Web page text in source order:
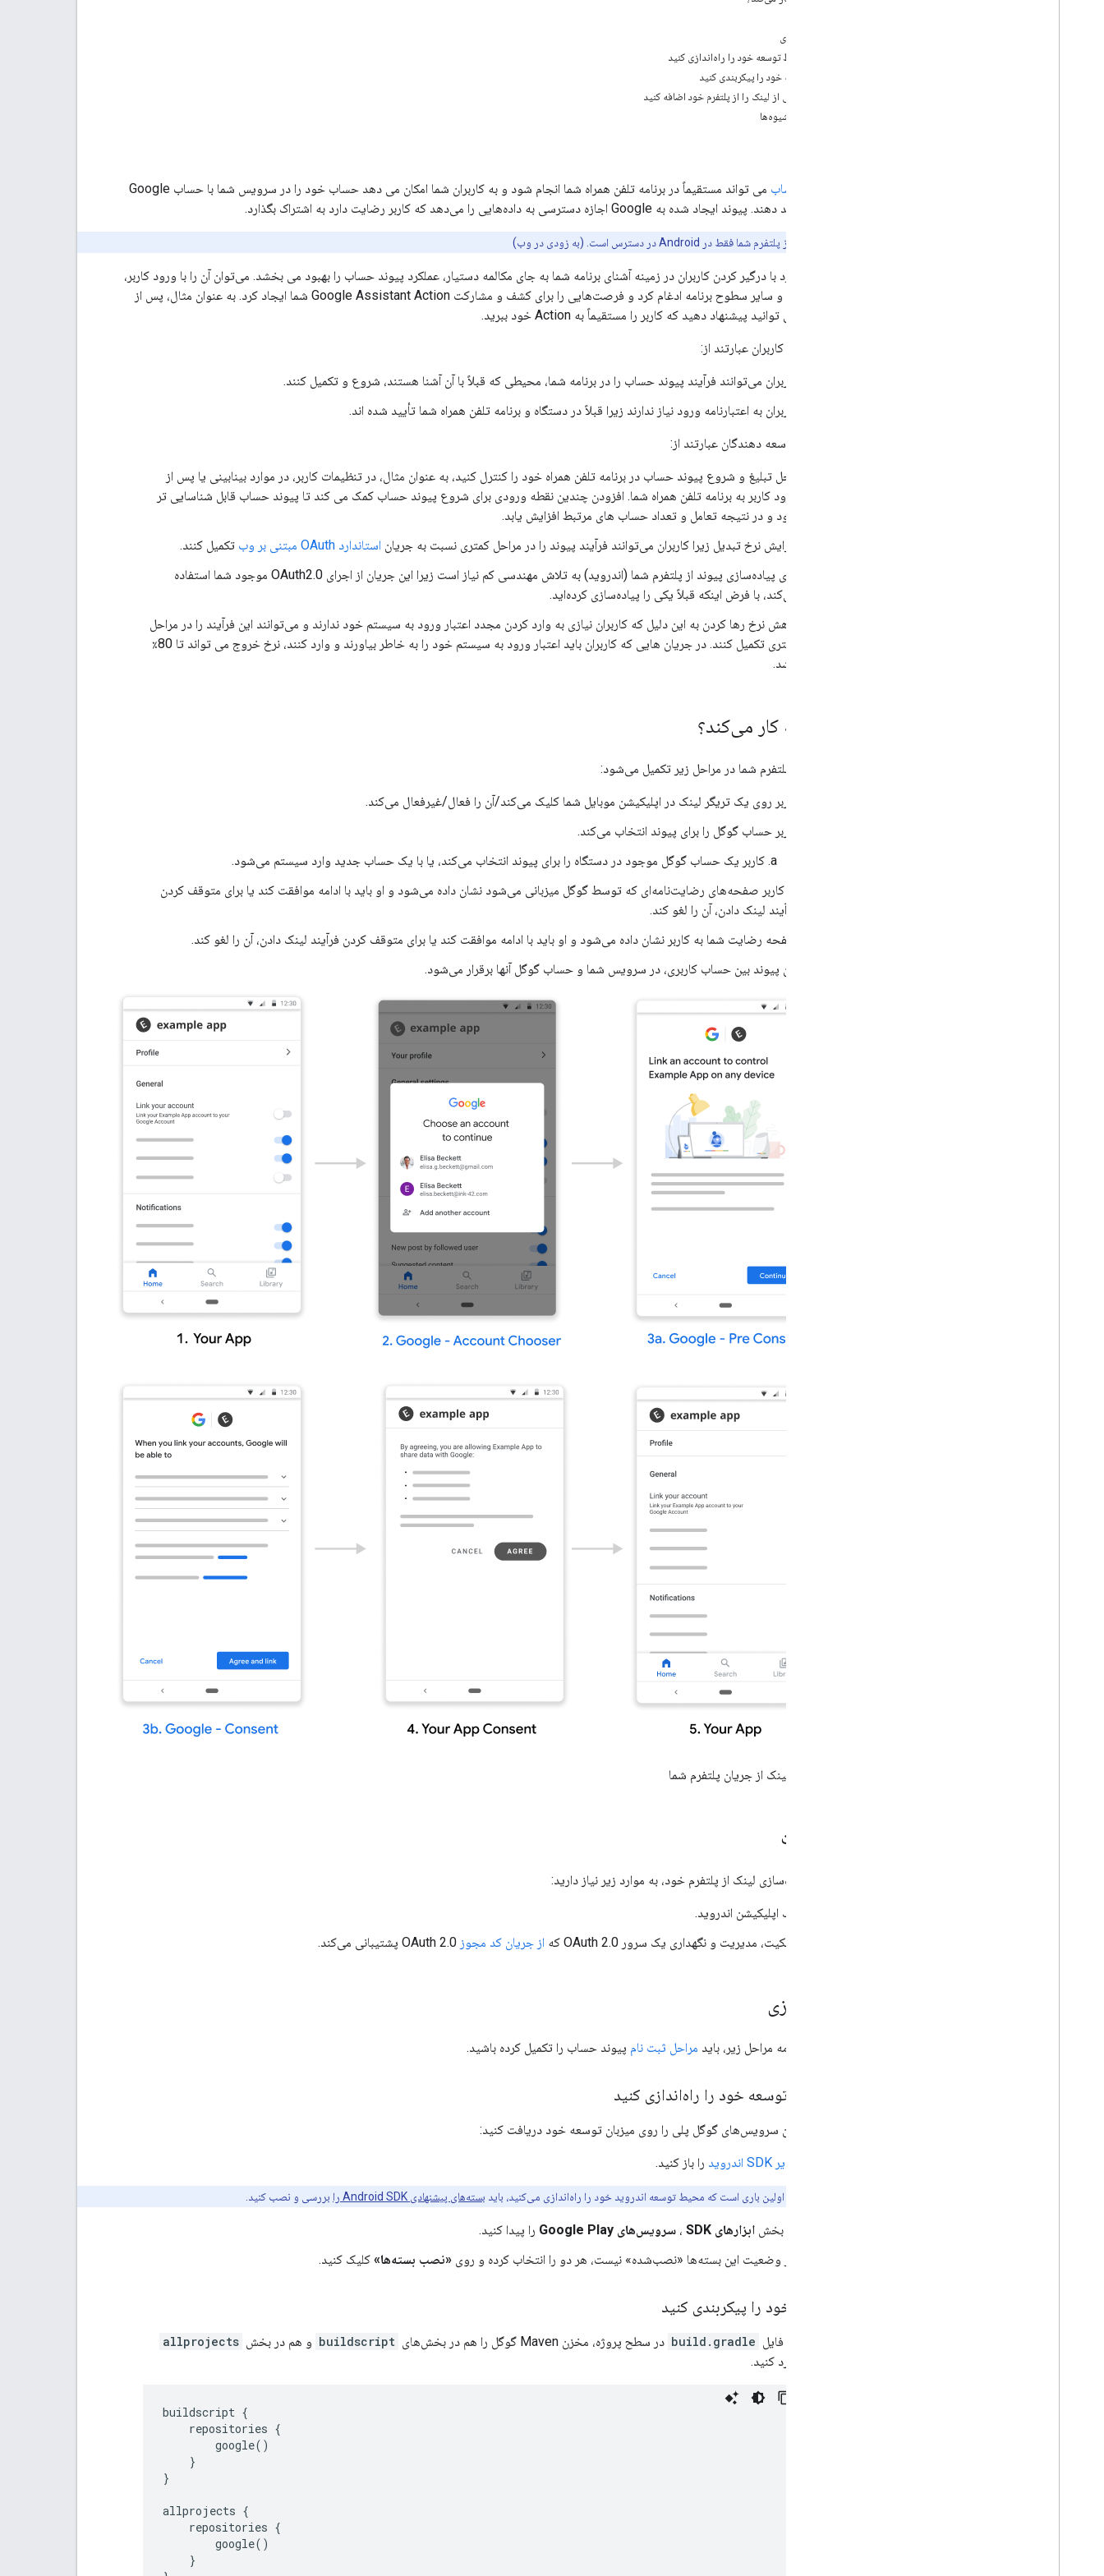
راه‌اندازی
محیط توسعه خود را راه‌اندازی کنید
برنامه خود را پیکربندی کنید
پشتیبانی از لینک را از پلتفرم خود اضافه کنید
بهترین شیوه‌ها
پیوند حساب
می تواند مستقیماً در برنامه تلفن همراه شما انجام شود و به کاربران شما امکان می دهد حساب خود را در سرویس شما با حساب Google
خود پیوند دهند. پیوند ایجاد شده به Google اجازه دسترسی به داده‌هایی را می‌دهد که کاربر رضایت دارد به اشتراک بگذارد.
پیوند از پلتفرم شما فقط در Android در دسترس است. (به زودی در وب)
این رویکرد با درگیر کردن کاربران در زمینه آشنای برنامه شما به جای مکالمه دستیار، عملکرد پیوند حساب را بهبود می بخشد. می‌توان آن را با ورود کاربر،
تنظیمات، و سایر سطوح برنامه ادغام کرد و فرصت‌هایی را برای کشف و مشارکت Google Assistant Action شما ایجاد کرد. به عنوان مثال، پس از
پیوند، می توانید پیشنهاد دهید که کاربر را مستقیماً به Action خود ببرید.
مزایا برای کاربران عبارتند از:
کاربران می‌توانند فرآیند پیوند حساب را در برنامه شما، محیطی که قبلاً با آن آشنا هستند، شروع و تکمیل کنند.
کاربران به اعتبارنامه ورود نیاز ندارند زیرا قبلاً در دستگاه و برنامه تلفن همراه شما تأیید شده اند.
مزایای توسعه دهندگان عبارتند از:
محل تبلیغ و شروع پیوند حساب در برنامه تلفن همراه خود را کنترل کنید، به عنوان مثال، در تنظیمات کاربر، در موارد بینابینی یا پس از
ورود کاربر به برنامه تلفن همراه شما. افزودن چندین نقطه ورودی برای شروع پیوند حساب کمک می کند تا پیوند حساب قابل شناسایی تر
شود و در نتیجه تعامل و تعداد حساب های مرتبط افزایش یابد.
افزایش نرخ تبدیل زیرا کاربران می‌توانند فرآیند پیوند را در مراحل کمتری نسبت به جریان استاندارد OAuth مبتنی بر وب
تکمیل کنند.
برای پیاده‌سازی پیوند از پلتفرم شما (اندروید) به تلاش مهندسی کم نیاز است زیرا این جریان از اجرای OAuth2.0 موجود شما استفاده
می‌کند، با فرض اینکه قبلاً یکی را پیاده‌سازی کرده‌اید.
کاهش نرخ رها کردن به این دلیل که کاربران نیازی به وارد کردن مجدد اعتبار ورود به سیستم خود ندارند و می‌توانند این فرآیند را در مراحل
کمتری تکمیل کنند. در جریان هایی که کاربران باید اعتبار ورود به سیستم خود را به خاطر بیاورند و وارد کنند، نرخ خروج می تواند تا 80٪
باشد.
چگونه کار می‌کند؟
پیوند از پلتفرم شما در مراحل زیر تکمیل می‌شود:
کاربر روی یک تریگر لینک در اپلیکیشن موبایل شما کلیک می‌کند/آن را فعال/غیرفعال می‌کند.
کاربر حساب گوگل را برای پیوند انتخاب می‌کند.
کاربر یک حساب گوگل موجود در دستگاه را برای پیوند انتخاب می‌کند، یا با یک حساب جدید وارد سیستم می‌شود.
به کاربر صفحه‌های رضایت‌نامه‌ای که توسط گوگل میزبانی می‌شود نشان داده می‌شود و او باید با ادامه موافقت کند یا برای متوقف کردن
فرآیند لینک دادن، آن را لغو کند.
صفحه رضایت شما به کاربر نشان داده می‌شود و او باید با ادامه موافقت کند یا برای متوقف کردن فرآیند لینک دادن، آن را لغو کند.
این پیوند بین حساب کاربری، در سرویس شما و حساب گوگل آنها برقرار می‌شود.
لینک از جریان پلتفرم شما
الزامات
برای پیاده‌سازی لینک از پلتفرم خود، به موارد زیر نیاز دارید:
یک اپلیکیشن اندروید.
مالکیت، مدیریت و نگهداری یک سرور OAuth 2.0 که
از جریان کد مجوز
راه‌اندازی
قبل از ادامه مراحل زیر، باید مراحل ثبت نام پیوند حساب را تکمیل کرده باشید.
محیط توسعه خود را راه‌اندازی کنید
جدیدترین سرویس‌های گوگل پلی را روی میزبان توسعه خود دریافت کنید:
مدیر SDK اندروید را باز کنید.
اگر این اولین باری است که محیط توسعه اندروید خود را راه‌اندازی می‌کنید، باید بسته‌های پیشنهادی Android SDK را بررسی و نصب کنید.
در بخش ابزارهای SDK ، سرویس‌های Google Play
را پیدا کنید.
اگر وضعیت این بسته‌ها «نصب‌شده» نیست، هر دو را انتخاب کرده و روی «نصب بسته‌ها» کلیک کنید.
برنامه خود را پیکربندی کنید
در فایل build.gradle در سطح پروژه، مخزن Maven گوگل را هم در بخش‌های buildscript و هم در بخش allprojects
وارد کنید.
buildscript {
    repositories {
        google()
    }
}
allprojects {
    repositories {
        google()
    }